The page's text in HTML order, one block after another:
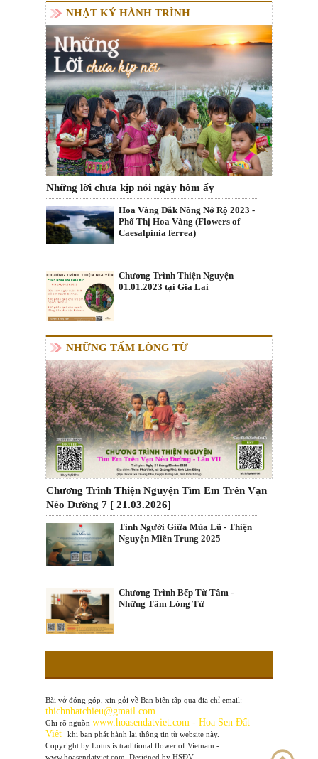
NHẬT KÝ HÀNH TRÌNH
Những lời chưa kịp nói ngày hôm ấy
Hoa Vàng Đắk Nông Nở Rộ 2023 -
Phố Thị Hoa Vàng (Flowers of
Caesalpinia ferrea)
Chương Trình Thiện Nguyện
01.01.2023 tại Gia Lai
NHỮNG TẤM LÒNG TỪ
Chương Trình Thiện Nguyện Tìm Em Trên Vạn
Nẻo Đường 7 [ 21.03.2026]
Tình Người Giữa Mùa Lũ - Thiện
Nguyện Miền Trung 2025
Chương Trình Bếp Từ Tâm -
Những Tấm Lòng Từ
Bài vở đóng góp, xin gởi về Ban biên tập qua địa chỉ email:
thichnhatchieu@gmail.com
Ghi rõ nguồn www.hoasendatviet.com - Hoa Sen Đất
Việt
khi bạn phát hành lại thông tin từ website này.
Copyright by Lotus is traditional flower of Vietnam -
www.hoasendatviet.com. Designed by HSĐV